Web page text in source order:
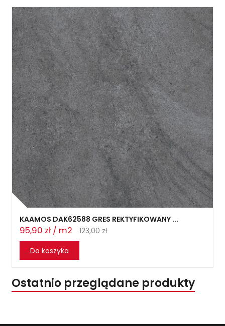
KAAMOS DAK62588 GRES REKTYFIKOWANY ...
95,90 zł / m2
123,00 zł
Do koszyka
Ostatnio przeglądane produkty